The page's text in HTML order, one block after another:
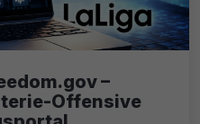
–
Offensive